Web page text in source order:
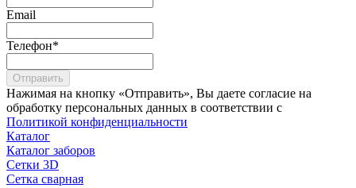
Email
Телефон*
Отправить
Нажимая на кнопку «Отправить», Вы даете согласие на
обработку персональных данных в соответствии с
Политикой конфиденциальности
Каталог
Каталог заборов
Сетки 3D
Сетка сварная